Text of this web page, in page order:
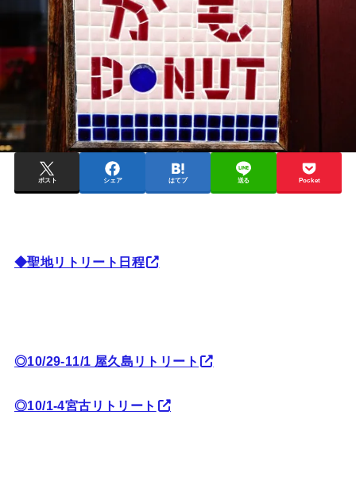
ポスト シェア はてブ 送る Pocket
◆聖地リトリート日程
◎10/29-11/1 屋久島リトリート
◎10/1-4宮古リトリート